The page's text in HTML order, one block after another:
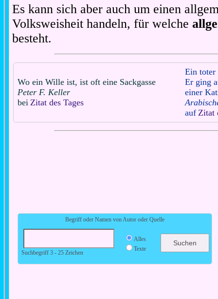
Es kann sich aber auch um einen
Volksweisheit handeln, für welche
besteht.
Wo ein Wille ist, ist oft eine Sackgasse
Peter F. Keller
bei Zitat des Tages
Ein toter
Er ging
einer
auf Zitat
Begriff oder Namen von Autor oder Quelle
Suchbegriff 3 - 25 Zeichen
Alles
Texte